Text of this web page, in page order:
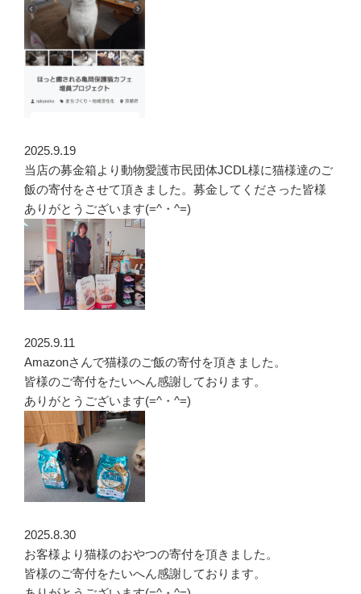
2025.9.19
当店の募金箱より動物愛護市民団体JCDL様に猫様達のご
飯の寄付をさせて頂きました。募金してくださった皆様
ありがとうございます(=^・^=)
2025.9.11
Amazonさんで猫様のご飯の寄付を頂きました。
皆様のご寄付をたいへん感謝しております。
ありがとうございます(=^・^=)
2025.8.30
お客様より猫様のおやつの寄付を頂きました。
皆様のご寄付をたいへん感謝しております。